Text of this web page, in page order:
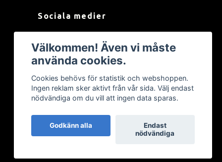
Sociala medier
Välkommen! Även vi måste
använda cookies.
Cookies behövs för statistik och webshoppen.
Ingen reklam sker aktivt från vår sida. Välj endast
nödvändiga om du vill att ingen data sparas.
Godkänn alla
Endast
nödvändiga